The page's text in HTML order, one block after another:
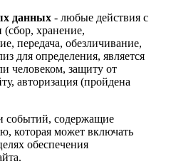
данных - любые действия с
хранение,
передача, обезличивание,
для определения, является
человеком, защиту от
авторизация (пройдена
событий, содержащие
которая может включать
обеспечения